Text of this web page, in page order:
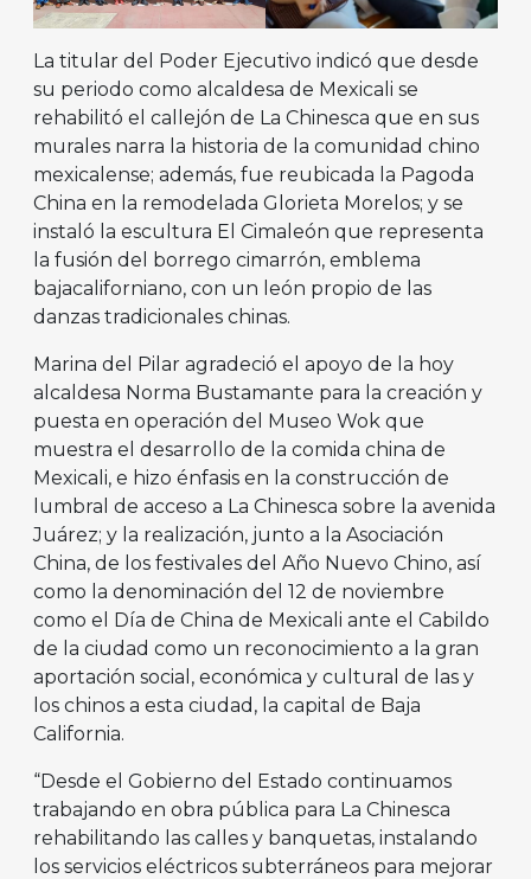
La titular del Poder Ejecutivo indicó que desde
su periodo como alcaldesa de Mexicali se
rehabilitó el callejón de La Chinesca que en sus
murales narra la historia de la comunidad chino
mexicalense; además, fue reubicada la Pagoda
China en la remodelada Glorieta Morelos; y se
instaló la escultura El Cimaleón que representa
la fusión del borrego cimarrón, emblema
bajacaliforniano, con un león propio de las
danzas tradicionales chinas.
Marina del Pilar agradeció el apoyo de la hoy
alcaldesa Norma Bustamante para la creación y
puesta en operación del Museo Wok que
muestra el desarrollo de la comida china de
Mexicali, e hizo énfasis en la construcción de
lumbral de acceso a La Chinesca sobre la avenida
Juárez; y la realización, junto a la Asociación
China, de los festivales del Año Nuevo Chino, así
como la denominación del 12 de noviembre
como el Día de China de Mexicali ante el Cabildo
de la ciudad como un reconocimiento a la gran
aportación social, económica y cultural de las y
los chinos a esta ciudad, la capital de Baja
California.
“Desde el Gobierno del Estado continuamos
trabajando en obra pública para La Chinesca
rehabilitando las calles y banquetas, instalando
los servicios eléctricos subterráneos para mejorar